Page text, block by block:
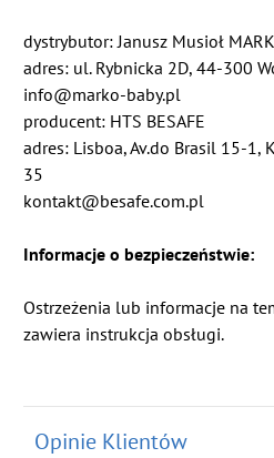
dystrybutor: Janusz Musioł
adres: ul. Rybnicka 2D, 44-300
info@marko-baby.pl
producent: HTS BESAFE
adres: Lisboa, Av.do Brasil 15-
35
kontakt@besafe.com.pl
Informacje o bezpieczeństwie:
Ostrzeżenia lub informacje na
zawiera instrukcja obsługi.
Opinie Klientów